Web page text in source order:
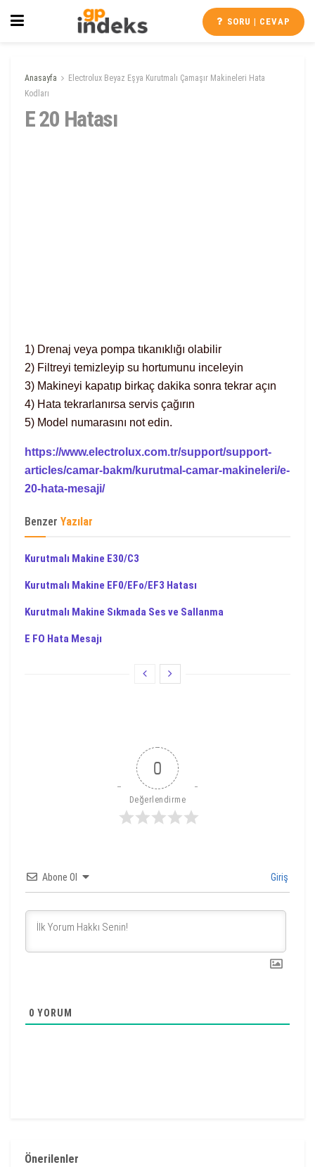
SORU | CEVAP
Anasayfa
Electrolux Beyaz Eşya Kurutmalı Çamaşır Makineleri Hata
Kodları
E 20 Hatası
1) Drenaj veya pompa tıkanıklığı olabilir
2) Filtreyi temizleyip su hortumunu inceleyin
3) Makineyi kapatıp birkaç dakika sonra tekrar açın
4) Hata tekrarlanırsa servis çağırın
5) Model numarasını not edin.
https://www.electrolux.com.tr/support/support-
articles/camar-bakm/kurutmal-camar-makineleri/e-
20-hata-mesaji/
Benzer Yazılar
Kurutmalı Makine E30/C3
Kurutmalı Makine EF0/EFo/EF3 Hatası
Kurutmalı Makine Sıkmada Ses ve Sallanma
E FO Hata Mesajı
0
Değerlendirme
Abone Ol Giriş
0 YORUM
Önerilenler